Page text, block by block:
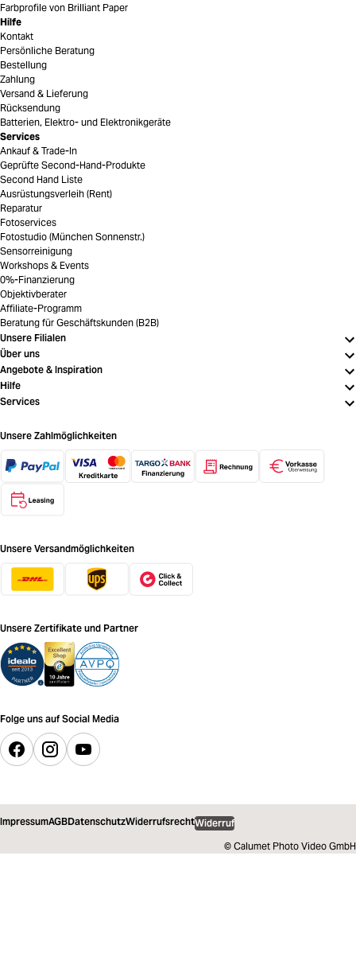
Farbprofile von Brilliant Paper
Hilfe
Kontakt
Persönliche Beratung
Bestellung
Zahlung
Versand & Lieferung
Rücksendung
Batterien, Elektro- und Elektronikgeräte
Services
Ankauf & Trade-In
Geprüfte Second-Hand-Produkte
Second Hand Liste
Ausrüstungsverleih (Rent)
Reparatur
Fotoservices
Fotostudio (München Sonnenstr.)
Sensorreinigung
Workshops & Events
0%-Finanzierung
Objektivberater
Affiliate-Programm
Beratung für Geschäftskunden (B2B)
Unsere Filialen
Über uns
Angebote & Inspiration
Hilfe
Services
Unsere Zahlmöglichkeiten
Unsere Versandmöglichkeiten
Unsere Zertifikate und Partner
Folge uns auf Social Media
ImpressumAGBDatenschutzWiderrufsrechtWiderruf
© Calumet Photo Video GmbH